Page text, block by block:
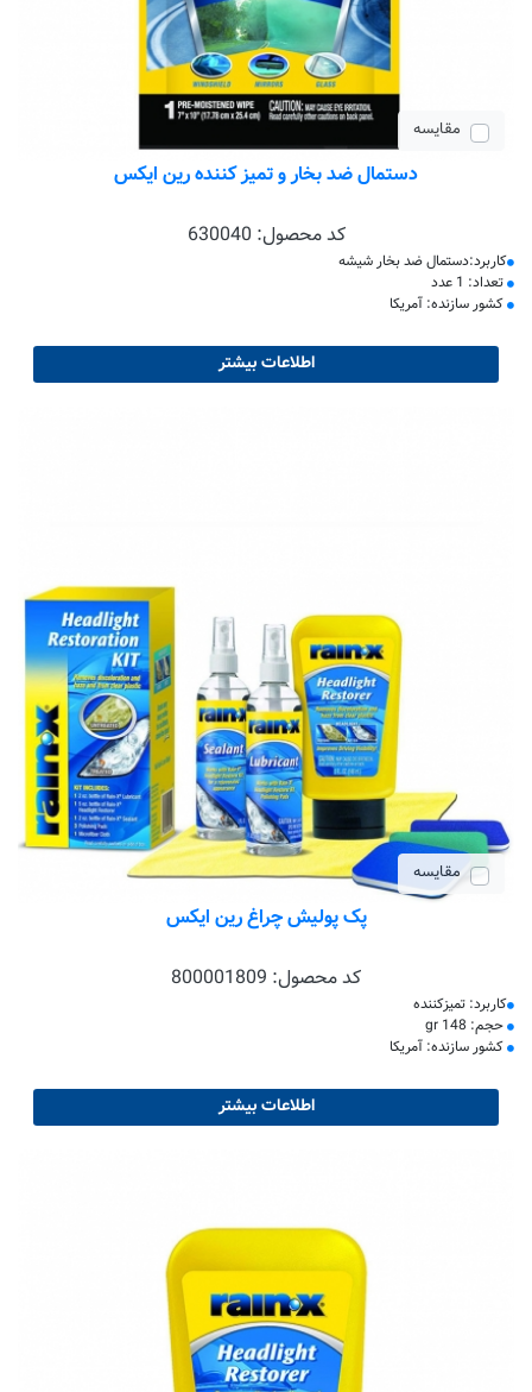
مقایسه
دستمال ضد بخار و تمیز کننده رین ایکس
کد محصول: 630040
کاربرد:دستمال ضد بخار شیشه
تعداد: 1 عدد
کشور سازنده: آمریکا
اطلاعات بیشتر
مقایسه
پک پولیش چراغ رین ایکس
کد محصول: 800001809
کاربرد: تمیزکننده
حجم: 148 gr
کشور سازنده: آمریکا
اطلاعات بیشتر